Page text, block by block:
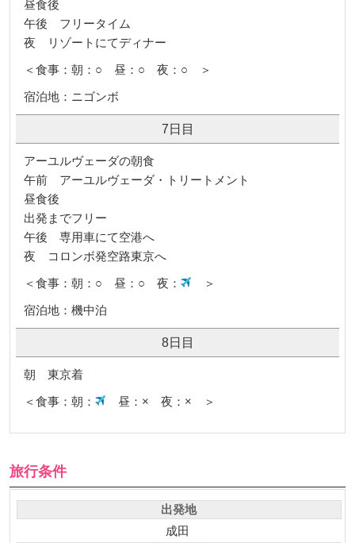
昼食後
午後 フリータイム
夜 リゾートにてディナー
＜食事：朝：○ 昼：○ 夜：○ ＞
宿泊地：ニゴンボ
7日目
アーユルヴェーダの朝食
午前 アーユルヴェーダ・トリートメント
昼食後
出発までフリー
午後 専用車にて空港へ
夜 コロンボ発空路東京へ
＜食事：朝：○ 昼：○ 夜：
＞
宿泊地：機中泊
8日目
朝 東京着
＜食事：朝：
昼：× 夜：× ＞
旅行条件
出発地
成田